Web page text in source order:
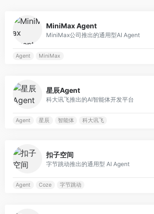
MiniMax Agent
MiniMax公司推出的通用型AI Agent
Agent MiniMax
星辰Agent
科大讯飞推出的AI智能体开发平台
Agent 星辰 智能体 科大讯飞
扣子空间
字节跳动推出的通用型 AI Agent
Agent Coze 字节跳动